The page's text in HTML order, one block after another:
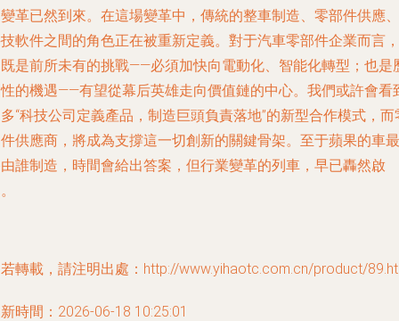
革已然到來。在這場變革中，傳統的整車制造、零部件供應、
軟件之間的角色正在被重新定義。對于汽車零部件企業而言，
是前所未有的挑戰——必須加快向電動化、智能化轉型；也是
的機遇——有望從幕后英雄走向價值鏈的中心。我們或許會看
“科技公司定義產品，制造巨頭負責落地”的新型合作模式，而
供應商，將成為支撐這一切創新的關鍵骨架。至于蘋果的車最
誰制造，時間會給出答案，但行業變革的列車，早已轟然啟
轉載，請注明出處：http://www.yihaotc.com.cn/product/
時間：2026-06-18 10:25:01